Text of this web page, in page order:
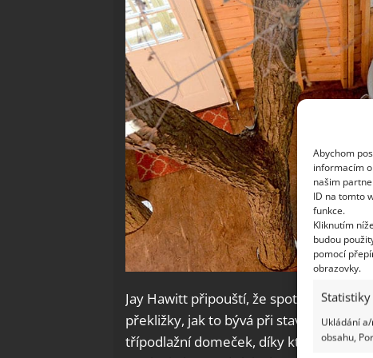
Abychom
informacím
našim
ID na tomto
funkce.
Kliknutím
budou
pomocí
obrazovky.
Statistiky
Ukládání
obsahu,
Jay Hawitt připouští, že spotřeboval o
překližky, jak to bývá při stavbě domků
třípodlažní domeček, díky kterému se